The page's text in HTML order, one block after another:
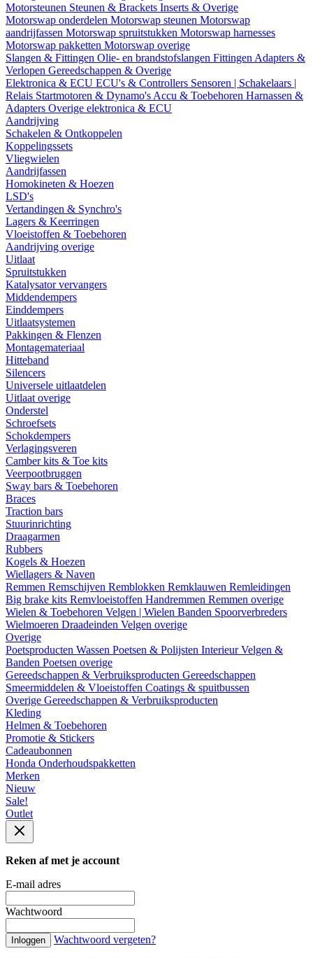
Motorsteunen Steunen & Brackets Inserts & Overige
Motorswap onderdelen Motorswap steunen Motorswap
aandrijfassen Motorswap spruitstukken Motorswap harnesses
Motorswap pakketten Motorswap overige
Slangen & Fittingen Olie- en brandstofslangen Fittingen Adapters &
Verlopen Gereedschappen & Overige
Elektronica & ECU ECU's & Controllers Sensoren | Schakelaars |
Relais Startmotoren & Dynamo's Accu & Toebehoren Harnassen &
Adapters Overige elektronica & ECU
Aandrijving
Schakelen & Ontkoppelen
Koppelingssets
Vliegwielen
Aandrijfassen
Homokineten & Hoezen
LSD's
Vertandingen & Synchro's
Lagers & Keerringen
Vloeistoffen & Toebehoren
Aandrijving overige
Uitlaat
Spruitstukken
Katalysator vervangers
Middendempers
Einddempers
Uitlaatsystemen
Pakkingen & Flenzen
Montagemateriaal
Hitteband
Silencers
Universele uitlaatdelen
Uitlaat overige
Onderstel
Schroefsets
Schokdempers
Verlagingsveren
Camber kits & Toe kits
Veerpootbruggen
Sway bars & Toebehoren
Braces
Traction bars
Stuurinrichting
Draagarmen
Rubbers
Kogels & Hoezen
Wiellagers & Naven
Remmen Remschijven Remblokken Remklauwen Remleidingen
Big brake kits Remvloeistoffen Handremmen Remmen overige
Wielen & Toebehoren Velgen | Wielen Banden Spoorverbreders
Wielmoeren Draadeinden Velgen overige
Overige
Poetsproducten Wassen Poetsen & Polijsten InterieurVelgen &
Banden Poetsen overige
Gereedschappen & Verbruiksproducten Gereedschappen
Smeermiddelen & Vloeistoffen Coatings & spuitbussen
Overige Gereedschappen & Verbruiksproducten
Kleding
Helmen & Toebehoren
Promotie & Stickers
Cadeaubonnen
Honda Onderhoudspakketten
Merken
Nieuw
Sale!
Outlet
Reken af met je account
E-mail adres
Wachtwoord
Inloggen Wachtwoord vergeten?